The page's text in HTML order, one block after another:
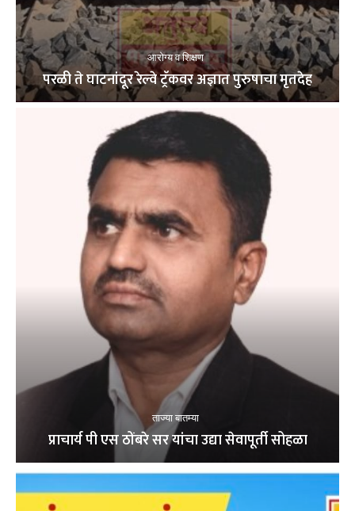
आरोग्य व शिक्षण
परळी ते घाटनांदूर रेल्वे ट्रॅकवर अज्ञात पुरुषाचा मृतदेह
ताज्या बातम्या
प्राचार्य पी एस ठोंबरे सर यांचा उद्या सेवापूर्ती सोहळा